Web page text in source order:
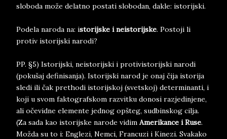
sloboda može delatno postati slobodan, dakle: istorijski.
Podela naroda na: istorijske i neistorijske. Postoji li
protiv istorijski narodi?
PP. §5) Istorijski, neistorijski i protivistorijski narodi
(pokušaj definisanja). Istorijski narod je onaj čija istorija
sledi ili čak prethodi istorijskoj (svetskoj) determinanti, i
koji u svom faktografskom razvitku donosi razjedinjene,
ali očevidne elemente jednog opšteg, sudbinskog cilja.
(Za sada kao istorijske narode vidim Amerikance i Ruse.
Možda su to i: Englezi, Nemci, Francuzi i Kinezi. Svakako